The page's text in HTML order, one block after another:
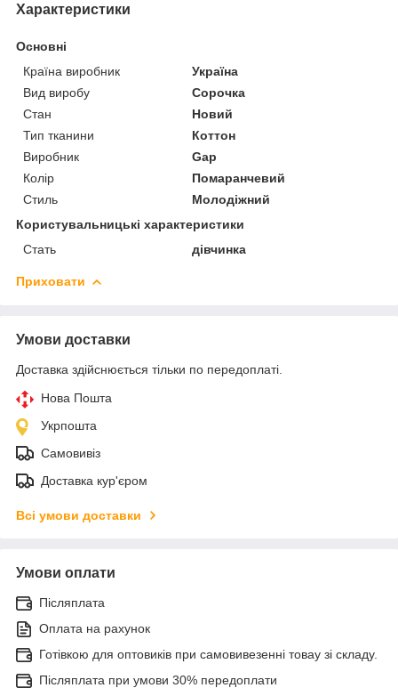
Характеристики
Основні
Країна виробник
Україна
Вид виробу
Сорочка
Стан
Новий
Тип тканини
Коттон
Виробник
Gap
Колір
Помаранчевий
Стиль
Молодіжний
Користувальницькі характеристики
Стать
дівчинка
Приховати
Умови доставки
Доставка здійснюється тільки по передоплаті.
Нова Пошта
Укрпошта
Самовивіз
Доставка кур'єром
Всі умови доставки
Умови оплати
Післяплата
Оплата на рахунок
Готівкою для оптовиків при самовивезенні товау зі складу.
Післяплата при умови 30% передоплати